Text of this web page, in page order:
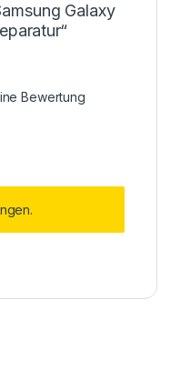
Galaxy
Bewertung